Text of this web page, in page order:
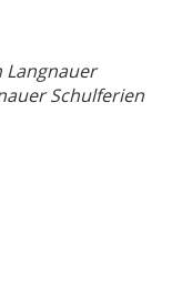
Langnauer
Schulferien